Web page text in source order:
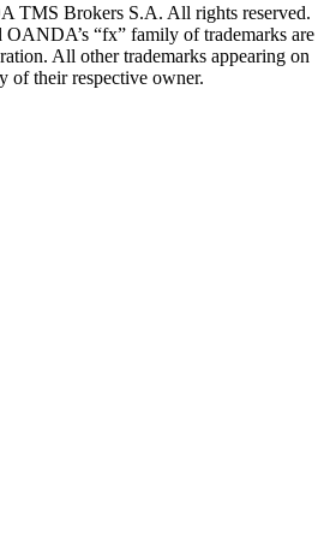
TMS Brokers S.A. All rights reserved.
“fx” family of trademarks are
All other trademarks appearing on
of their respective owner.